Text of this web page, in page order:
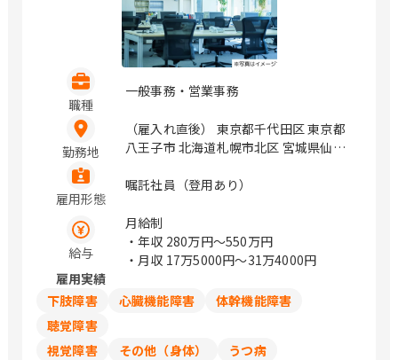
職種
一般事務・営業事務
勤務地
（雇入れ直後） 東京都千代田区 東京都
八王子市 北海道札幌市北区 宮城県仙台
屋市中村区 石川県金沢市 茨城県水戸市
央区 神奈川県横浜市西区 大阪府吹田市
広島県広島市東区 福岡県福岡市中央区
（変更の範囲）会社の指定する場所
雇用形態
嘱託社員（登用あり）
給与
月給制
・年収 280万円〜550万円
・月収 17万5000円〜31万4000円
雇用実績
下肢障害
心臓機能障害
体幹機能障害
聴覚障害
視覚障害
その他（身体）
うつ病